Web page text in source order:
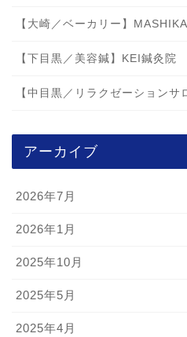
【大崎／ベーカリー】
【下目黒／美容鍼】KEI鍼灸院
【中目黒／リラクゼーションサ
アーカイブ
2026年7月
2026年1月
2025年10月
2025年5月
2025年4月